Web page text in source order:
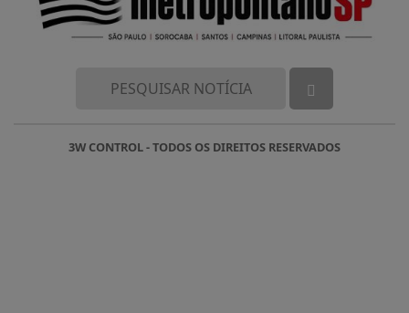
3W CONTROL - TODOS OS DIREITOS RESERVADOS